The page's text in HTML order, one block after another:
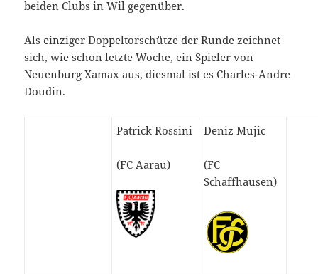
beiden Clubs in Wil gegenüber.
Als einziger Doppeltorschütze der Runde zeichnet
sich, wie schon letzte Woche, ein Spieler von
Neuenburg Xamax aus, diesmal ist es Charles-Andre
Doudin.
Patrick Rossini
(FC Aarau)
Deniz Mujic
(FC
Schaffhausen)